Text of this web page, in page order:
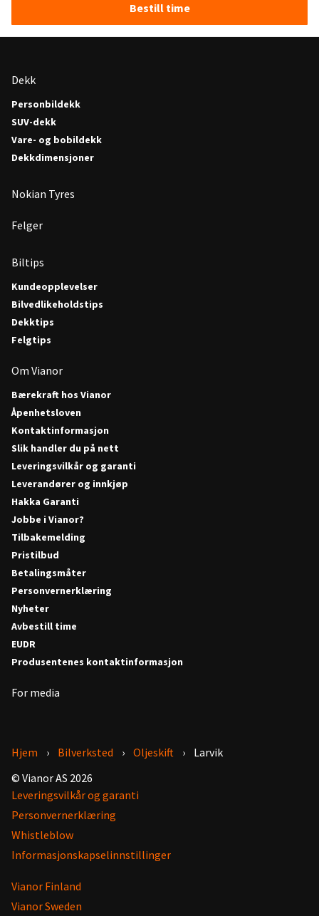
Bestill time
Dekk
Personbildekk
SUV-dekk
Vare- og bobildekk
Dekkdimensjoner
Nokian Tyres
Felger
Biltips
Kundeopplevelser
Bilvedlikeholdstips
Dekktips
Felgtips
Om Vianor
Bærekraft hos Vianor
Åpenhetsloven
Kontaktinformasjon
Slik handler du på nett
Leveringsvilkår og garanti
Leverandører og innkjøp
Hakka Garanti
Jobbe i Vianor?
Tilbakemelding
Pristilbud
Betalingsmåter
Personvernerklæring
Nyheter
Avbestill time
EUDR
Produsentenes kontaktinformasjon
For media
Hjem Bilverksted Oljeskift
Larvik
© Vianor AS 2026
Leveringsvilkår og garanti
Personvernerklæring
Whistleblow
Informasjonskapselinnstillinger
Vianor Finland
Vianor Sweden